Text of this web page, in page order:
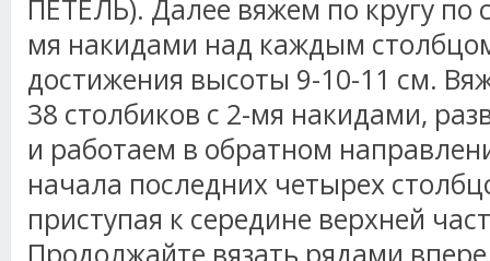
ПЕТЕЛЬ). Далее вяжем по кругу по
мя накидами над каждым
достижения высоты 9-10-11 см.
38 столбиков с 2-мя накидами,
и работаем в обратном
начала последних четырех
приступая к середине верхней